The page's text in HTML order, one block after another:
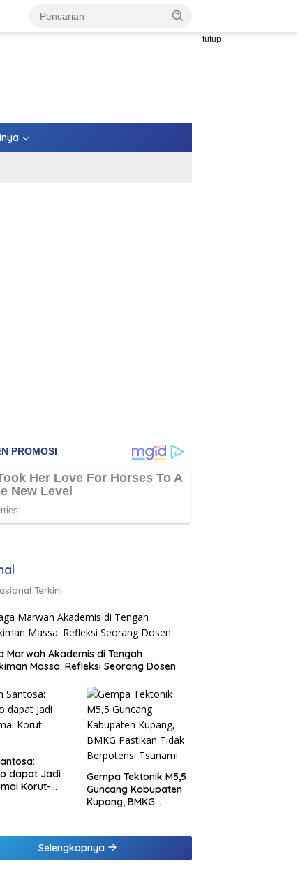
tutup
Terkini
Marwah Akademis di Tengah
Massa: Refleksi Seorang Dosen
dapat Jadi
Korut-
Gempa Tektonik M5,5
Guncang Kabupaten
Kupang, BMKG
Selengkapnya